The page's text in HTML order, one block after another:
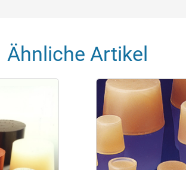
Ähnliche Artikel